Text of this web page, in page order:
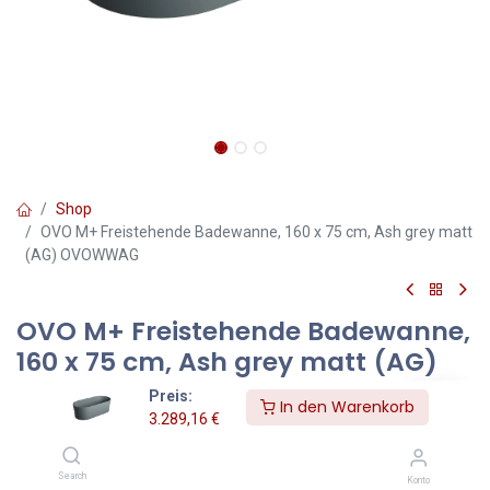
Preis:
3.289,16 €
In den Warenkorb
Search Konto
Shop
OVO M+ Freistehende Badewanne, 160 x 75 cm, Ash grey matt
(AG) OVOWWAG
OVO M+ Freistehende Badewanne,
160 x 75 cm, Ash grey matt (AG)
OVOWWAG
Farbe: Ash grey matt (AG)
Die freistehende Badewanne aus der OMNIRES OVO Kollektion